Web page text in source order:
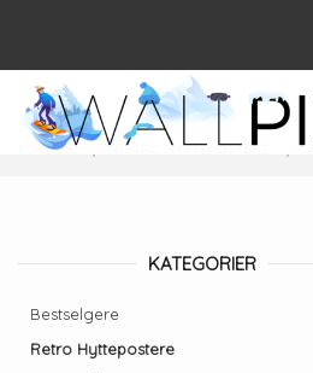
innholdet
PRODUKTER
FORSIDE RETRO HYTTEPOSTERE
KATEGORIER
Bestselgere
Retro Hyttepostere